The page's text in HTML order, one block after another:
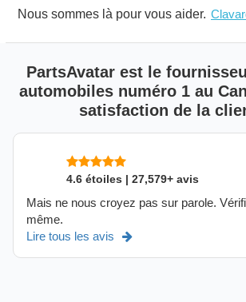
Nous sommes là pour vous aider.
PartsAvatar est le
automobiles numéro 1 au
satisfaction de la
4.6 étoiles | 27,579+ avis
Mais ne nous croyez pas sur parole.
même.
Lire tous les avis